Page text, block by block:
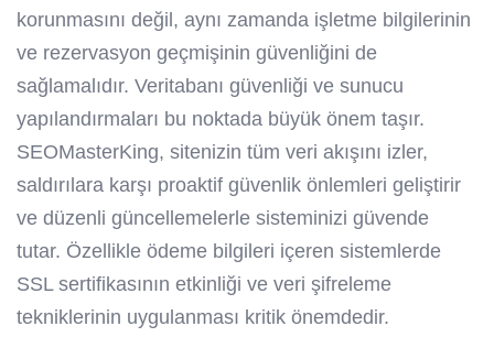
korunmasını değil, aynı zamanda işletme bilgilerinin
ve rezervasyon geçmişinin güvenliğini de
sağlamalıdır. Veritabanı güvenliği ve sunucu
yapılandırmaları bu noktada büyük önem taşır.
SEOMasterKing, sitenizin tüm veri akışını izler,
saldırılara karşı proaktif güvenlik önlemleri geliştirir
ve düzenli güncellemelerle sisteminizi güvende
tutar. Özellikle ödeme bilgileri içeren sistemlerde
SSL sertifikasının etkinliği ve veri şifreleme
tekniklerinin uygulanması kritik önemdedir.